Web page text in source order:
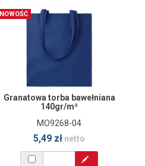
NOWOŚĆ
Granatowa torba bawełniana
140gr/m²
MO9268-04
5,49 zł netto